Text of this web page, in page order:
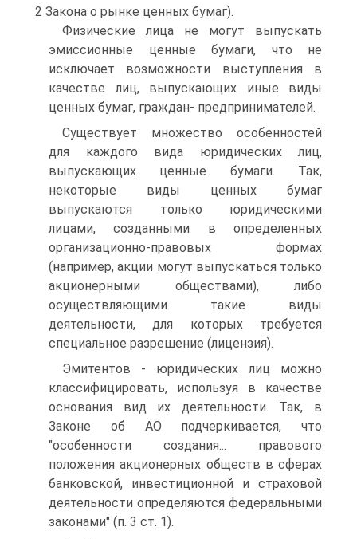
2 Закона о рынке ценных бумаг).
Физические лица не могут выпускать
эмиссионные ценные бумаги, что не
исключает возможности выступления в
качестве лиц, выпускающих иные виды
ценных бумаг, граждан- предпринимателей.
Существует множество особенностей
для каждого вида юридических лиц,
выпускающих ценные бумаги. Так,
некоторые виды ценных бумаг
выпускаются только юридическими
лицами, созданными в определенных
организационно-правовых формах
(например, акции могут выпускаться только
акционерными обществами), либо
осуществляющими такие виды
деятельности, для которых требуется
специальное разрешение (лицензия).
Эмитентов - юридических лиц можно
классифицировать, используя в качестве
основания вид их деятельности. Так, в
Законе об АО подчеркивается, что
"особенности создания... правового
положения акционерных обществ в сферах
банковской, инвестиционной и страховой
деятельности определяются федеральными
законами" (п. 3 ст. 1).